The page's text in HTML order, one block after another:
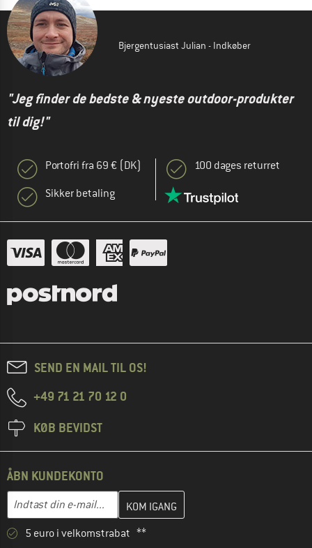
Bjergentusiast Julian - Indkøber
"Jeg finder de bedste & nyeste outdoor-produkter
til dig!"
Portofri fra 69 € (DK)
Sikker betaling
100 dages returret
SEND EN MAIL TIL OS!
+49 71 21 70 12 0
KØB BEVIDST
ÅBN KUNDEKONTO
E-mail-adresse
Indtast din e-mailadresse her, og opret i næste trin din
5 euro i velkomstrabat **